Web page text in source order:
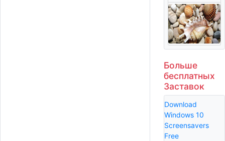
Больше
бесплатных
Заставок
Download
Windows 10
Screensavers
Free